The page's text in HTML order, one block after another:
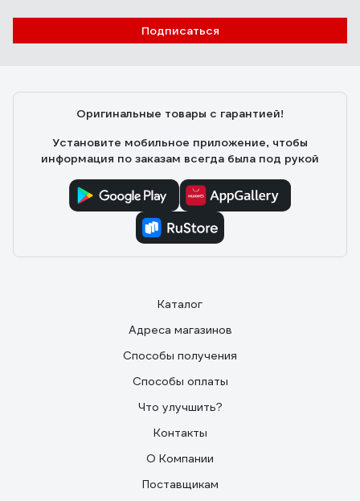
Подписаться
Оригинальные товары с гарантией!
Установите мобильное приложение, чтобы
информация по заказам всегда была под рукой
Каталог
Адреса магазинов
Способы получения
Способы оплаты
Что улучшить?
Контакты
О Компании
Поставщикам